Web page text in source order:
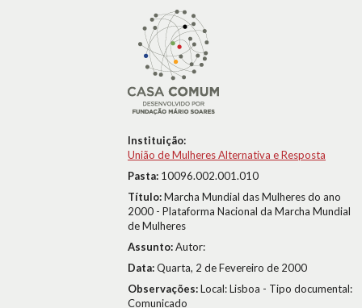
Instituição:
União de Mulheres Alternativa e Resposta
Pasta: 10096.002.001.010
Título:Marcha Mundial das Mulheres do ano
2000 - Plataforma Nacional da Marcha Mundial
de Mulheres
Assunto:Autor:
Data:Quarta, 2 de Fevereiro de 2000
Observações:Local: Lisboa - Tipo documental:
Comunicado